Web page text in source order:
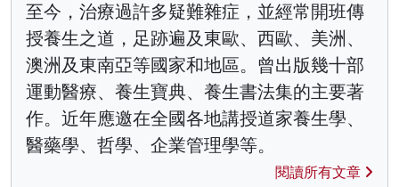
至今，治療過許多疑難雜症，並經常開班傳
授養生之道，足跡遍及東歐、西歐、美洲、
澳洲及東南亞等國家和地區。曾出版幾十部
運動醫療、養生寶典、養生書法集的主要著
作。近年應邀在全國各地講授道家養生學、
醫藥學、哲學、企業管理學等。
閱讀所有文章